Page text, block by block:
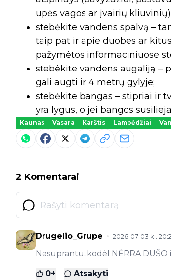
upės vagos ar įvairių kliuvinių);
stebėkite vandens spalvą –
taip pat ir apie duobes ar
pažymėtos informaciniuose
stebėkite vandens augaliją –
gali augti ir 4 metrų gylyje;
stebėkite bangas – stipriai ir
yra lygus, o jei bangos
Kaunas Vasara Karštis Lampėdžiai
2 Komentarai
Drugelio_Grupe 2026-07-03 kl.
Nesuprantu..kodėl NĖRRA
0+ Atsakyti